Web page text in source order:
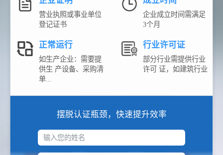
营业执照或事业单位
登记证书
企业成立时间需满足
3个月
正常运行
如生产企业：需要提
供生 产设备、采购清
单...
行业许可证
部分行业需提供行业
许可 证，如建筑行业
摆脱认证瓶颈，快速提升效率
输入您的姓名